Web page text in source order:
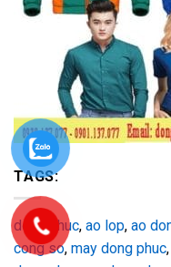
TAGS:
dong phuc, ao lop, ao
cong so, may dong phuc,